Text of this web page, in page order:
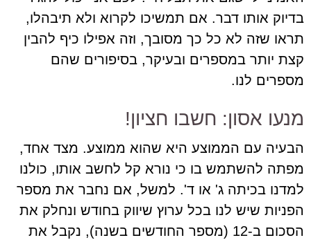
בדיוק אותו דבר. אם תמשיכו לקרוא ולא תיבהלו,
תראו שזה לא כל כך מסובך, וזה אפילו כיף להבין
קצת יותר במספרים ובעיקר, בסיפורים שהם
מספרים לנו.
מנעו אסון: חשבו חציון!
הבעיה עם הממוצע היא שהוא ממוצע. מצד אחד,
מפתה להשתמש בו כי נורא קל לחשב אותו, כולנו
למדנו בכיתה ג' או ד'. למשל, אם נחבר את מספר
הפניות שיש לנו בכל ערוץ שיווק בחודש ונחלק את
הסכום ב-12 (מספר החודשים בשנה), נקבל את